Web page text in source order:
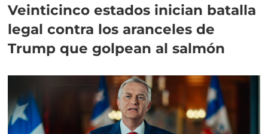
Veinticinco estados inician batalla
legal contra los aranceles de
Trump que golpean al salmón